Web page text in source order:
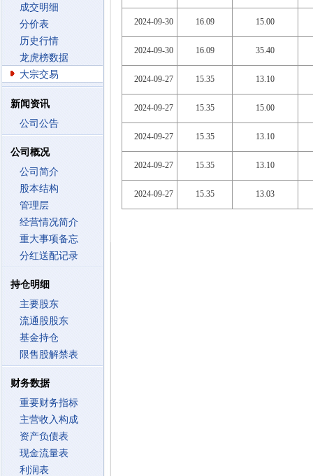
成交明细
分价表
历史行情
龙虎榜数据
大宗交易
新闻资讯
公司公告
公司概况
公司简介
股本结构
管理层
经营情况简介
重大事项备忘
分红送配记录
持仓明细
主要股东
流通股股东
基金持仓
限售股解禁表
财务数据
重要财务指标
主营收入构成
资产负债表
现金流量表
利润表
2024-09-30 16.09 15.00
2024-09-30 16.09 35.40
2024-09-27 15.35 13.10
2024-09-27 15.35 15.00
2024-09-27 15.35 13.10
2024-09-27 15.35 13.10
2024-09-27 15.35 13.03